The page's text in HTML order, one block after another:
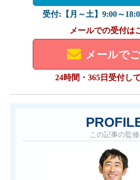
受付:【月～土】9:00～
メールでの受付は
メールで
24時間・365日受付し
この記事の監修